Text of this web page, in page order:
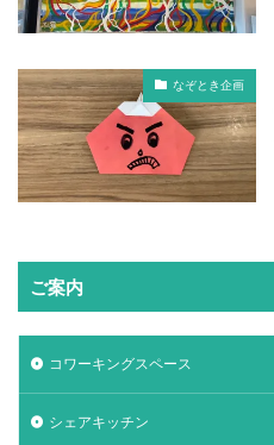
なぞとき企画
ご案内
コワーキングスペース
シェアキッチン